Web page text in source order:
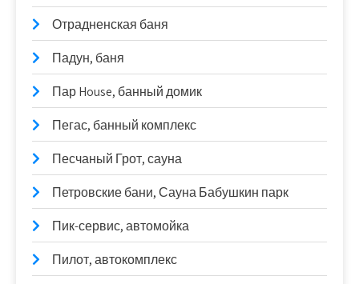
Отрадненская баня
Падун, баня
Пар House, банный домик
Пегас, банный комплекс
Песчаный Грот, сауна
Петровские бани, Сауна Бабушкин парк
Пик-сервис, автомойка
Пилот, автокомплекс